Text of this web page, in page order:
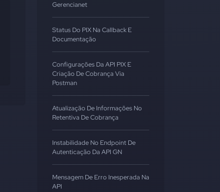
Gerencianet
Status Do PIX Na Callback E
Documentação
Configurações Da API PIX E
Criação De Cobrança Via
Postman
Atualização De Informações No
Retentiva De Cobrança
Instabilidade No Endpoint De
Autenticação Da API GN
Mensagem De Erro Inesperada Na
API